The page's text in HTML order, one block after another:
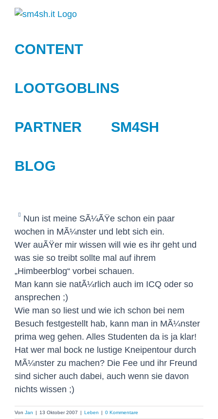
Zum
CONTENT
LOOTGOBLINS
PARTNER SM4SH
BLOG
Nun ist meine SÃ¼ÃŸe schon ein paar
wochen in MÃ¼nster und lebt sich ein.
Wer auÃŸer mir wissen will wie es ihr geht und
was sie so treibt sollte mal auf ihrem
„Himbeerblog“ vorbei schauen.
Man kann sie natÃ¼rlich auch im ICQ oder so
ansprechen ;)
Wie man so liest und wie ich schon bei nem
Besuch festgestellt hab, kann man in MÃ¼nster
prima weg gehen. Alles Studenten da is ja klar!
Hat wer mal bock ne lustige Kneipentour durch
MÃ¼nster zu machen? Die Fee und ihr Freund
sind sicher auch dabei, auch wenn sie davon
nichts wissen ;)
Von Jan | 13 Oktober 2007 | Leben | 0 Kommentare